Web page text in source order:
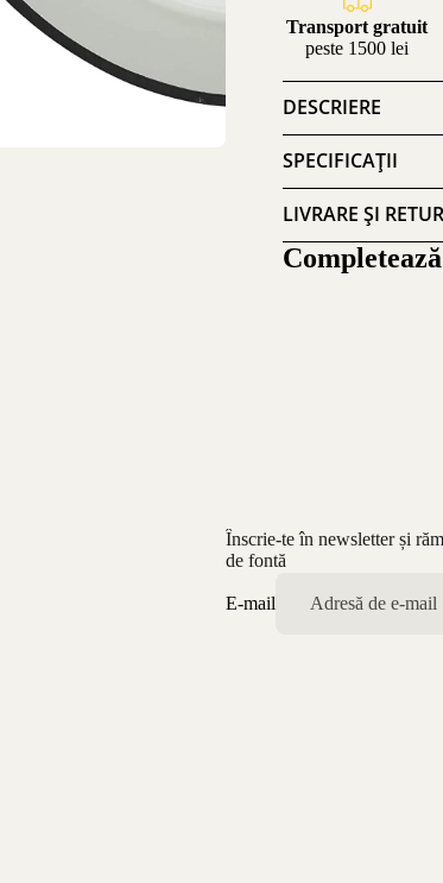
Transport gratuit
peste 1500 lei
DESCRIERE
SPECIFICAȚII
LIVRARE ȘI RETUR
Înscrie-te în newsletter și
de fontă
E-mail